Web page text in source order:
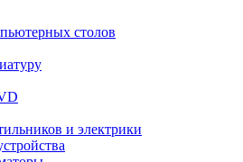
столов
и электрики